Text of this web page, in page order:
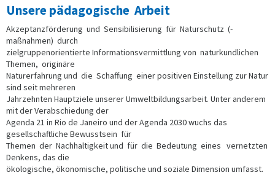
Unsere pädagogische Arbeit
Akzeptanzförderung und Sensibilisierung für Naturschutz (-
maßnahmen) durch
zielgruppenorientierte Informationsvermittlung von naturkundlichen
Themen, originäre
Naturerfahrung und die Schaffung einer positiven Einstellung zur Natur
sind seit mehreren
Jahrzehnten Hauptziele unserer Umweltbildungsarbeit. Unter anderem
mit der Verabschiedung der
Agenda 21 in Rio de Janeiro und der Agenda 2030 wuchs das
gesellschaftliche Bewusstsein für
Themen der Nachhaltigkeit und für die Bedeutung eines vernetzten
Denkens, das die
ökologische, ökonomische, politische und soziale Dimension umfasst.